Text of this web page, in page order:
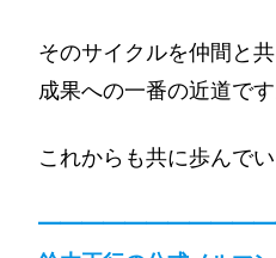
そのサイクルを仲間と
成果への一番の近道です
これからも共に歩んでい